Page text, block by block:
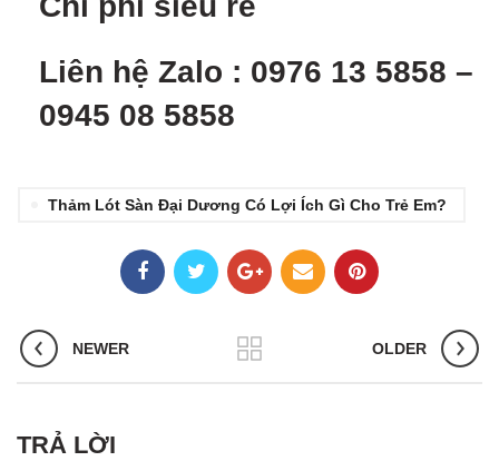
Liên hệ Zalo : 0976 13 5858 –
0945 08 5858
Thảm Lót Sàn Đại Dương Có Lợi Ích Gì Cho Trẻ Em?
NEWER OLDER
TRẢ LỜI